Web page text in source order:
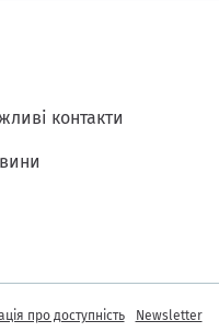
контакти
про доступність Newsletter